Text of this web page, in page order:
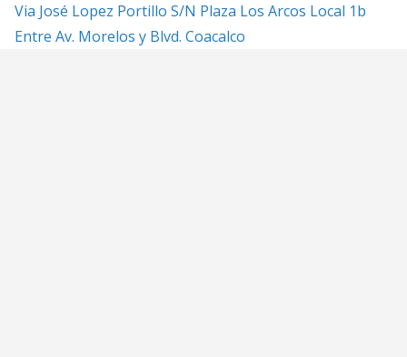
Via José Lopez Portillo S/N Plaza Los Arcos Local 1b
Entre Av. Morelos y Blvd. Coacalco